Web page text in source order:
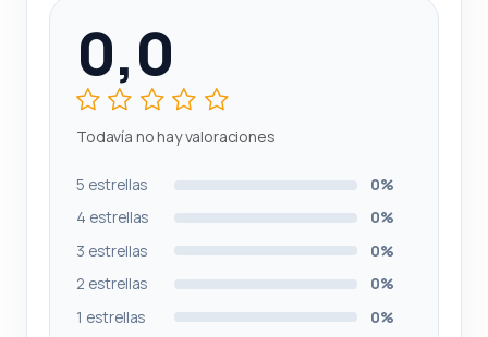
0,0
Todavía no hay valoraciones
5 estrellas
0%
4 estrellas
0%
3 estrellas
0%
2 estrellas
0%
1 estrellas
0%